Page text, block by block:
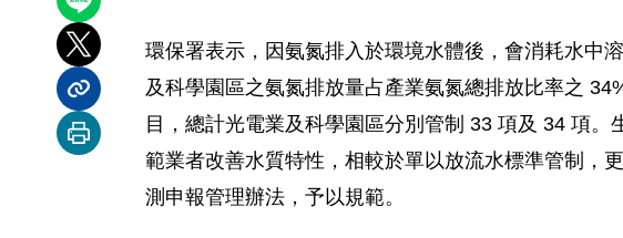
分享到 LINE
分享到 X
分享內容連結
列印本頁
環保署表示，因氨氮排入於環境水體後，會消耗水中
及科學園區之氨氮排放量占產業氨氮總排放比率之
目，總計光電業及科學園區分別管制 33 項及 34 項
範業者改善水質特性，相較於單以放流水標準管制，
測申報管理辦法，予以規範。